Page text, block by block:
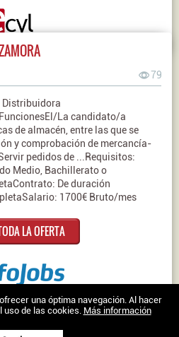
79
Distribuidora
La candidato/a
de almacén, entre las que se
y comprobación de mercancía-
pedidos de ...Requisitos:
Medio, Bachillerato o
De duración
1700€ Bruto/mes
LA OFERTA
en Twitter|Aviso legal|Política de
una óptima navegación. Al hacer
uso de las cookies. Más información